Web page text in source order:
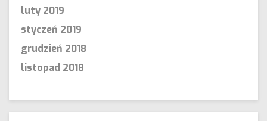
luty 2019
styczeń 2019
grudzień 2018
listopad 2018